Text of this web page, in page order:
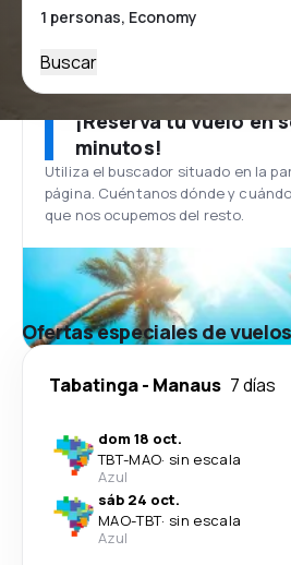
Buscar
¡Reserva tu vuelo en
minutos!
Utiliza el buscador situado en la
página. Cuéntanos dónde y
que nos ocupemos del resto.
Ofertas especiales de
Tabatinga- Manaus 7 días
dom 18 oct.
TBT-MAO· sin escala
Azul
sáb 24 oct.
MAO-TBT· sin escala
Azul